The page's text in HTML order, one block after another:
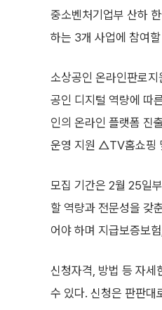
중소벤처기업부 산하
하는 3개 사업에 참여
소상공인 온라인판로
공인 디지털 역량에 따
인의 온라인 플랫폼 진
운영 지원 △TV홈쇼핑
모집 기간은 2월 25일
할 역량과 전문성을 갖
어야 하며 지급보증보
신청자격, 방법 등 자세
수 있다. 신청은 판판대